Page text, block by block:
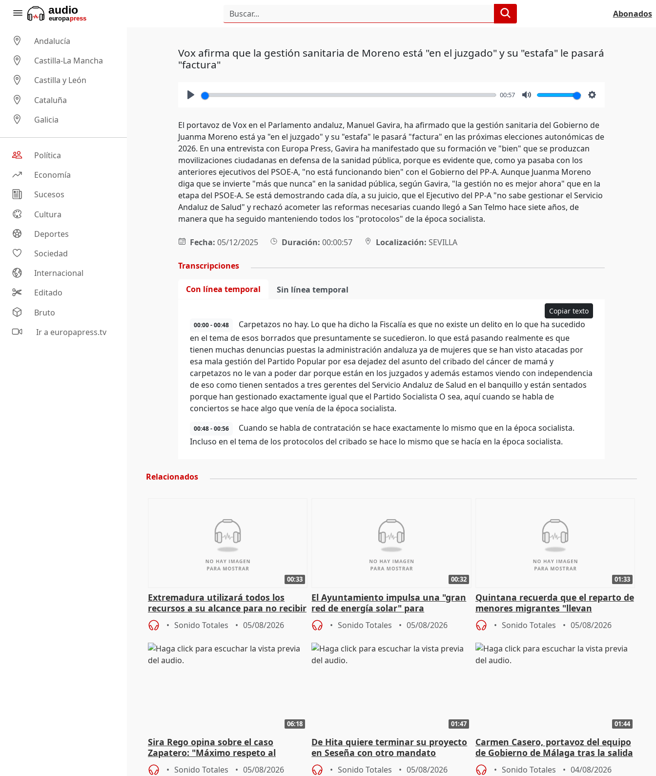
Abonados
Andalucía
Castilla-La Mancha
Castilla y León
Cataluña
Galicia
Política
Economía
Sucesos
Cultura
Deportes
Sociedad
Internacional
Editado
Bruto
Ir a europapress.tv
Vox afirma que la gestión sanitaria de Moreno está "en el juzgado" y su "estafa" le pasará
"factura"
00:57
El portavoz de Vox en el Parlamento andaluz, Manuel Gavira, ha afirmado que la gestión sanitaria del Gobierno de
Juanma Moreno está ya "en el juzgado" y su "estafa" le pasará "factura" en las próximas elecciones autonómicas de
2026. En una entrevista con Europa Press, Gavira ha manifestado que su formación ve "bien" que se produzcan
movilizaciones ciudadanas en defensa de la sanidad pública, porque es evidente que, como ya pasaba con los
anteriores ejecutivos del PSOE-A, "no está funcionando bien" con el Gobierno del PP-A. Aunque Juanma Moreno
diga que se invierte "más que nunca" en la sanidad pública, según Gavira, "la gestión no es mejor ahora" que en la
etapa del PSOE-A. Se está demostrando cada día, a su juicio, que el Ejecutivo del PP-A "no sabe gestionar el Servicio
Andaluz de Salud" y rechazó acometer las reformas necesarias cuando llegó a San Telmo hace siete años, de
manera que ha seguido manteniendo todos los "protocolos" de la época socialista.
Fecha: 05/12/2025 Duración: 00:00:57 Localización: SEVILLA
Transcripciones
Con línea temporal Sin línea temporal
Copiar texto
00:00 - 00:48
Carpetazos no hay. Lo que ha dicho la Fiscalía es que no existe un delito en lo que ha sucedido
en el tema de esos borrados que presuntamente se sucedieron. lo que está pasando realmente es que
tienen muchas denuncias puestas la administración andaluza ya de mujeres que se han visto atacadas por
esa mala gestión del Partido Popular por esa dejadez del asunto del cribado del cáncer de mamá y
carpetazos no le van a poder dar porque están en los juzgados y además estamos viendo con independencia
de eso como tienen sentados a tres gerentes del Servicio Andaluz de Salud en el banquillo y están sentados
porque han gestionado exactamente igual que el Partido Socialista O sea, aquí cuando se habla de
conciertos se hace algo que venía de la época socialista.
00:48 - 00:56
Cuando se habla de contratación se hace exactamente lo mismo que en la época socialista.
Incluso en el tema de los protocolos del cribado se hace lo mismo que se hacía en la época socialista.
Relacionados
00:33
Extremadura utilizará todos los
recursos a su alcance para no recibir
más menores migrantes
Sonido Totales 05/08/2026
00:32
El Ayuntamiento impulsa una "gran
red de energía solar" para
autoconsumo
Sonido Totales 05/08/2026
01:33
Quintana recuerda que el reparto de
menores migrantes "llevan
aportación del Gobierno" central
Sonido Totales 05/08/2026
06:18
Sira Rego opina sobre el caso
Zapatero: "Máximo respeto al
proceso judicial"
Sonido Totales 05/08/2026
01:47
De Hita quiere terminar su proyecto
en Seseña con otro mandato
Sonido Totales 05/08/2026
01:44
Carmen Casero, portavoz del equipo
de Gobierno de Málaga tras la salida
de Pérez de Siles
Sonido Totales 04/08/2026